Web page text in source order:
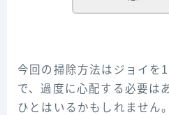
今回の掃除方法はジョイを
で、過度に心配する必要は
ひとはいるかもしれません。